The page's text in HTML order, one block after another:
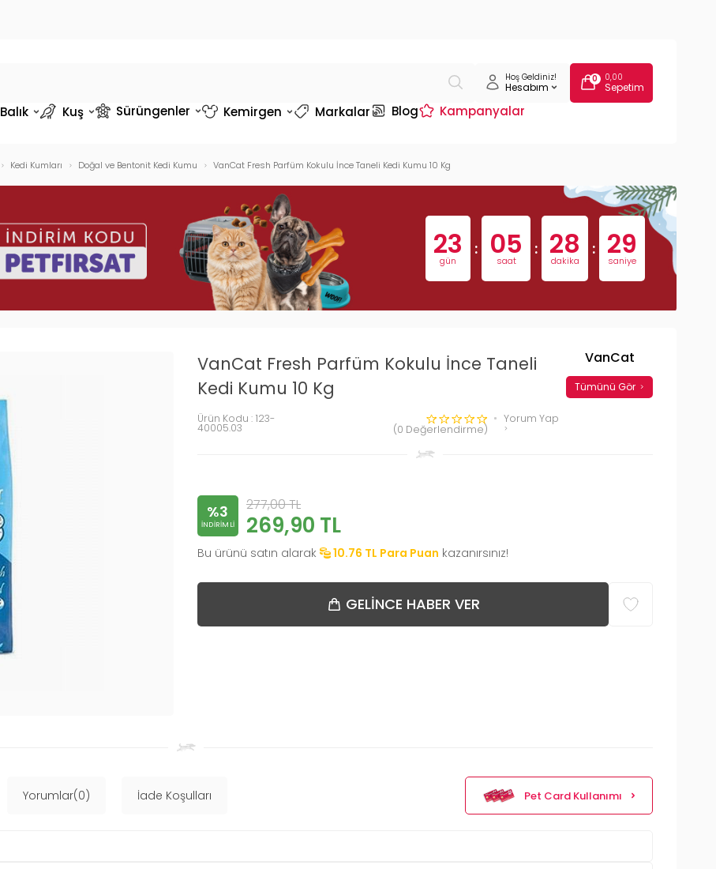
Hoş Geldiniz!
Hesabım
0 0,00
Sepetim
Balık Kuş Sürüngenler Kemirgen Markalar Blog Kampanyalar
Kedi Kumları Doğal ve Bentonit Kedi Kumu VanCat Fresh Parfüm Kokulu İnce Taneli Kedi Kumu 10 Kg
23
gün
: 05
saat
: 28
dakika
: 28
saniye
VanCat Fresh Parfüm Kokulu İnce Taneli
Kedi Kumu 10 Kg
Ürün Kodu : 123-
40005.03 (0 Değerlendirme)
Yorum Yap
VanCat
Tümünü Gör
%3
INDIRIMLI
277,00TL
269,90 TL
Bu ürünü satın alarak 10.76 TL Para Puan kazanırsınız!
GELINCE HABER VER
Yorumlar(0) İade Koşulları Pet Card Kullanımı